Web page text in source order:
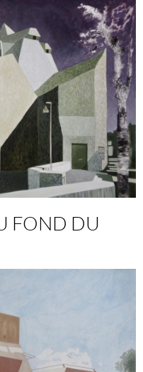
FOND DU